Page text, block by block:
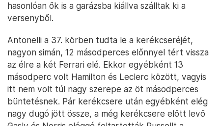
hasonlóan ők is a garázsba kiállva szálltak ki a
versenyből.
Antonelli a 37. körben tudta le a kerékcseréjét,
nagyon simán, 12 másodperces előnnyel tért vissza
az élre a két Ferrari elé. Ekkor egyébként 13
másodperc volt Hamilton és Leclerc között, vagyis
itt nem volt túl nagy szerepe az öt másodperces
büntetésnek. Pár kerékcsere után egyébként elég
nagy dugó jött össze, a még kerékcsere előtt levő